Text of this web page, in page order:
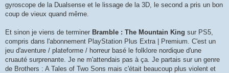
gyroscope de la Dualsense et le lissage de la 3D, le second a pris un bon
coup de vieux quand même.
Et sinon je viens de terminer Bramble : The Mountain King sur PS5,
compris dans l'abonnement PlayStation Plus Extra | Premium. C'est un
jeu d'aventure / plateforme / horreur basé le folklore nordique d'une
cruauté surprenante. Je ne m'attendais pas à ça. Je partais sur un genre
de Brothers : A Tales of Two Sons mais c'était beaucoup plus violent et